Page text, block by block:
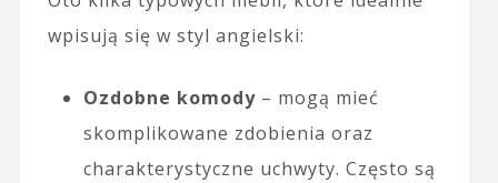
wpisują się w styl angielski:
Ozdobne komody– mogą mieć
skomplikowane zdobienia oraz
charakterystyczne uchwyty. Często są